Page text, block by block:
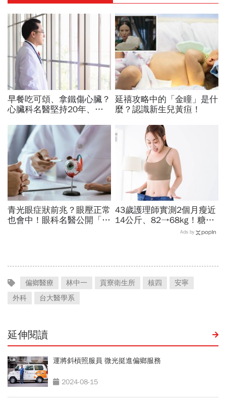
早餐吃可頌、拿鐵傷心臟？
心臟科名醫堅持20年、早
喝咖啡前先喝「這1杯」更
護心
延禧攻略中的「金瞳」是什
麼？認識新生兒黃疸！
青光眼症狀前兆？眼壓正常
也會中！眼科名醫公開「護
43歲護理師實測2個月瘦近
14公斤、82→68kg！糖尿
病醫師「控糖7習慣」：三
Ads by
偏鄉醫療 林中一 貢寮衛生所 核四
安寧
外科
台大醫學系
延伸閱讀
運將斜槓照服員 微光挺進偏鄉服務
2024-08-15